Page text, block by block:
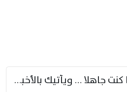
ستبدي لك الأيام ما كنت جاهلا … ويأتيك بالأخبار من لم تزوّد